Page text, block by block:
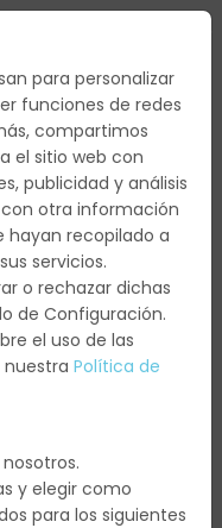
para personalizar
funciones de redes
compartimos
el sitio web con
publicidad y análisis
otra información
hayan recopilado a
servicios.
o rechazar dichas
de Configuración.
el uso de las
nuestra Política de
y elegir como
para los siguientes